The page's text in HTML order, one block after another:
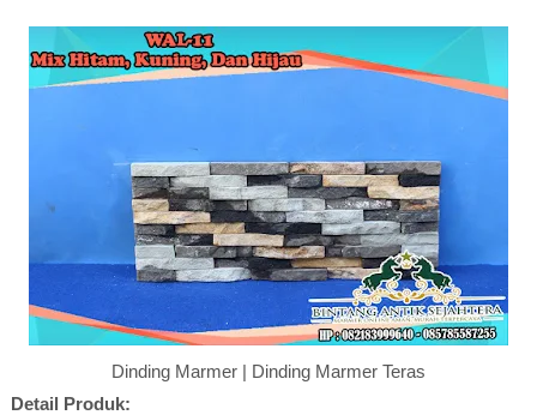
Dinding Marmer | Dinding Marmer Teras
Detail Produk: